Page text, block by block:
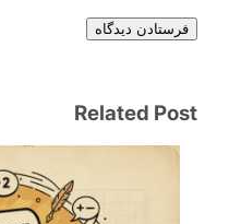
فرستادن دیدگاه
Related Post